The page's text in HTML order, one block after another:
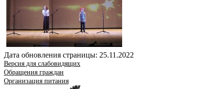
Дата обновления страницы: 25.11.2022
Версия для слабовидящих
Обращения граждан
Организация питания